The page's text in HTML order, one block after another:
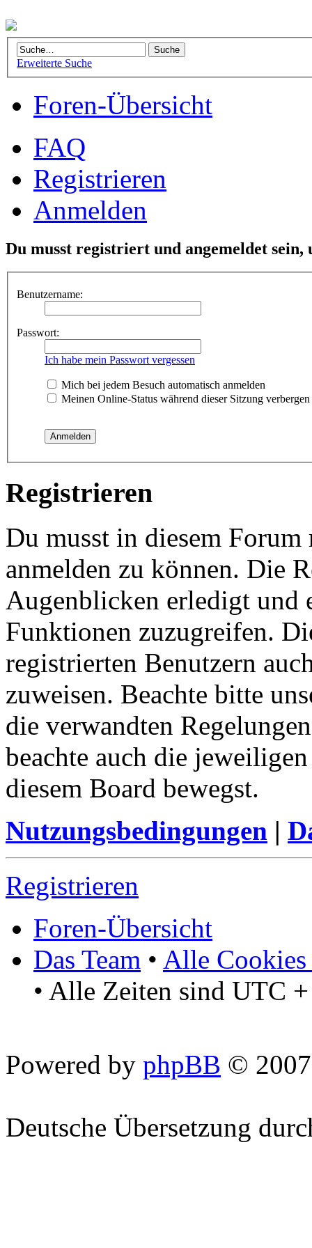
Erweiterte Suche
Foren-Übersicht
FAQ
Registrieren
Anmelden
Du musst registriert und angemeldet sein,
Benutzername:
Passwort:
Ich habe mein Passwort vergessen
Mich bei jedem Besuch automatisch anmelden
Meinen Online-Status während dieser Sitzung verbergen
Registrieren
Du musst in diesem
anmelden zu können. Die
Augenblicken erledigt und
Funktionen zuzugreifen.
registrierten Benutzern
zuweisen. Beachte bitte
die verwandten
beachte auch die
diesem Board bewegst.
Nutzungsbedingungen |
Registrieren
Foren-Übersicht
Das Team • Alle Cookies
• Alle Zeiten sind UTC
Powered by phpBB ©
Deutsche Übersetzung